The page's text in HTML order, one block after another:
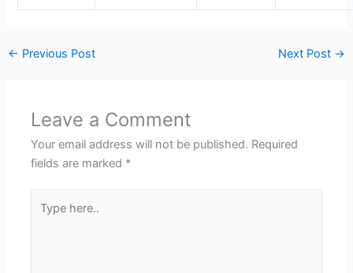
← Previous Post Next Post →
Leave a Comment
Your email address will not be published. Required
fields are marked *
here..